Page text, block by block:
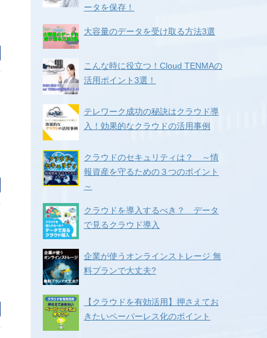
ータを保存！
大容量のデータを受け取る方法3選
こんな時に役立つ！Cloud TENMAの
活用ポイント3選！
テレワーク成功の秘訣はクラウド導
入！効果的なクラウドの活用事例
クラウドのセキュリティは？ ～情
報資産を守るための３つのポイント
～
クラウドを導入するべき？ データ
で見るクラウド導入
企業が使うオンラインストレージ 無
料プランで大丈夫?
【クラウドを有効活用】押さえてお
きたいペーパーレス化のポイント